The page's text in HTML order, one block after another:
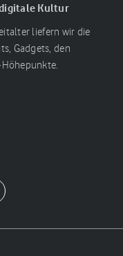
Kultur
liefern wir die
Gadgets, den
Höhepunkte.